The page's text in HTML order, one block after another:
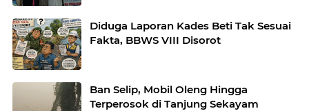
Diduga Laporan Kades Beti Tak Sesuai
Fakta, BBWS VIII Disorot
Ban Selip, Mobil Oleng Hingga
Terperosok di Tanjung Sekayam